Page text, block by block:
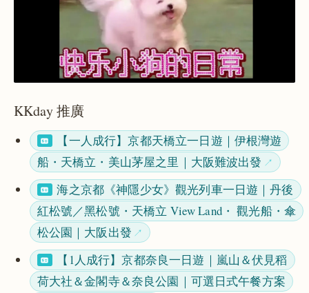
KKday 推廣
【一人成行】京都天橋立一日遊｜伊根灣遊
船・天橋立・美山茅屋之里｜大阪難波出發
海之京都《神隱少女》觀光列車一日遊｜丹後
紅松號／黑松號・天橋立 View Land・ 觀光船・傘
松公園｜大阪出發
【1人成行】京都奈良一日遊｜嵐山＆伏見稻
荷大社＆金閣寺＆奈良公園｜可選日式午餐方案